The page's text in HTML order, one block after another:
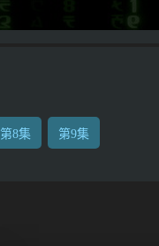
第8集 第9集